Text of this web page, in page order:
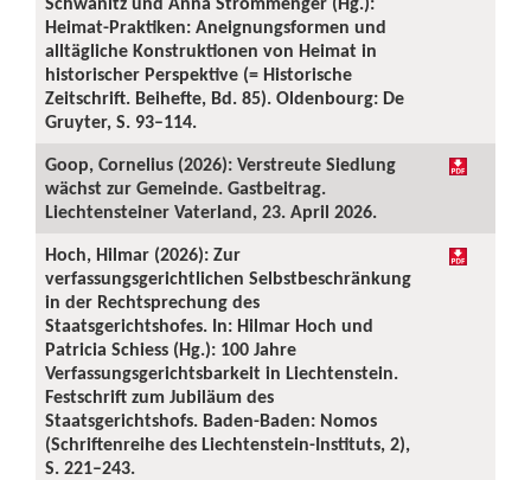
Heimat-Praktiken: Aneignungsformen und
alltägliche Konstruktionen von Heimat in
historischer Perspektive (= Historische
Zeitschrift. Beihefte, Bd. 85). Oldenbourg: De
Gruyter, S. 93–114.
Goop, Cornelius (2026): Verstreute Siedlung
wächst zur Gemeinde. Gastbeitrag.
Liechtensteiner Vaterland, 23. April 2026.
Hoch, Hilmar (2026): Zur
verfassungsgerichtlichen Selbstbeschränkung
in der Rechtsprechung des
Staatsgerichtshofes. In: Hilmar Hoch und
Patricia Schiess (Hg.): 100 Jahre
Verfassungsgerichtsbarkeit in Liechtenstein.
Festschrift zum Jubiläum des
Staatsgerichtshofs. Baden-Baden: Nomos
(Schriftenreihe des Liechtenstein-Instituts, 2),
S. 221–243.